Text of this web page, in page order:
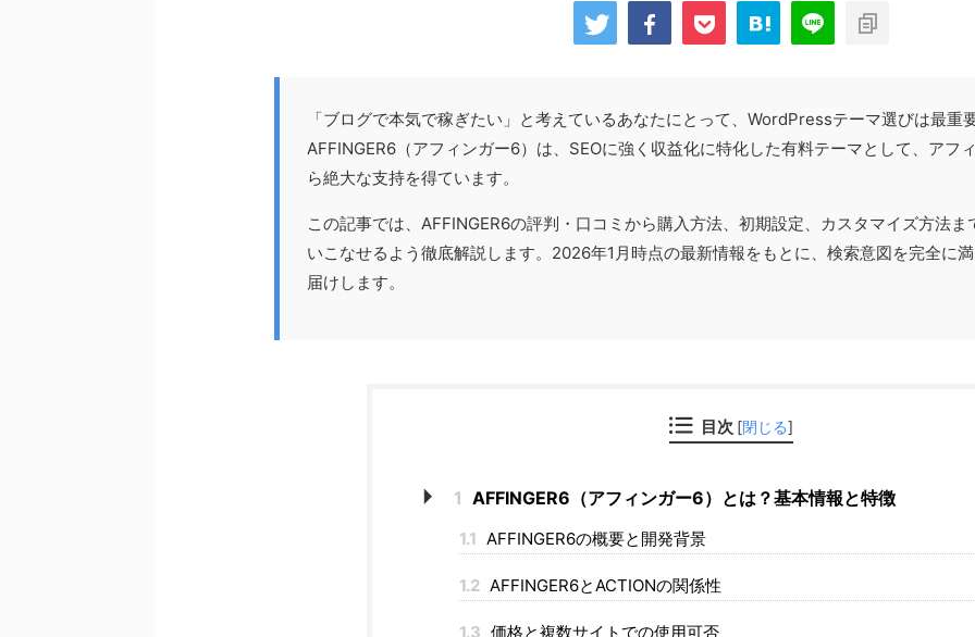
「ブログで本気で稼ぎたい」と考えているあなたにとって、WordPressテーマ選びは最重
AFFINGER6（アフィンガー6）は、SEOに強く収益化に特化した有料テーマとして、アフ
ら絶大な支持を得ています。
この記事では、AFFINGER6の評判・口コミから購入方法、初期設定、カスタマイズ方法
いこなせるよう徹底解説します。2026年1月時点の最新情報をもとに、検索意図を完全に
届けします。
目次 [閉じる]
1 AFFINGER6（アフィンガー6）とは？基本情報と特徴
1.1 AFFINGER6の概要と開発背景
1.2 AFFINGER6とACTIONの関係性
1.3 価格と複数サイトでの使用可否